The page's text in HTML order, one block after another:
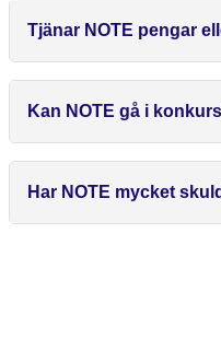
Tjänar NOTE pengar
Kan NOTE gå i
Har NOTE mycket